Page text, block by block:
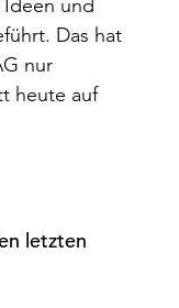
und
Das hat
nur
heute auf
letzten